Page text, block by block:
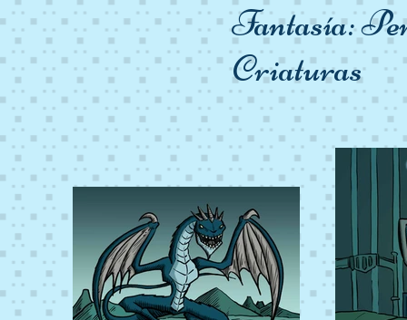
Fantasía:
Criaturas